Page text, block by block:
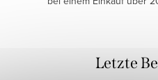
Letzte